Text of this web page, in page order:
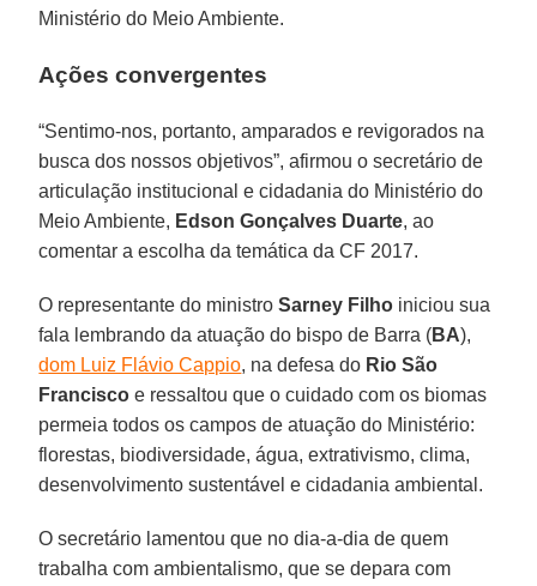
Ministério do Meio Ambiente.
Ações convergentes
“Sentimo-nos, portanto, amparados e revigorados na
busca dos nossos objetivos”, afirmou o secretário de
articulação institucional e cidadania do Ministério do
Meio Ambiente, Edson Gonçalves Duarte, ao
comentar a escolha da temática da CF 2017.
O representante do ministroSarney Filho iniciou sua
fala lembrando da atuação do bispo de Barra (BA),
dom Luiz Flávio Cappio, na defesa do Rio São
Francisco e ressaltou que o cuidado com os biomas
permeia todos os campos de atuação do Ministério:
florestas, biodiversidade, água, extrativismo, clima,
desenvolvimento sustentável e cidadania ambiental.
O secretário lamentou que no dia-a-dia de quem
trabalha com ambientalismo, que se depara com